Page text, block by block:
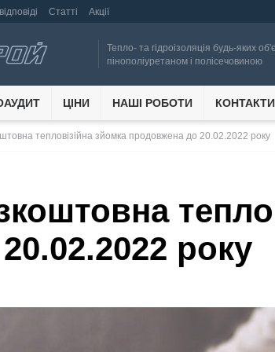
Статті Акції
Тепло- та гідроізоляція будь-яких
пінополіуретаном і полісечовиною
ЦІНИ НАШІ РОБОТИ КОНТАКТИ
тепловізійна зйомка продовжена до 20.02.2022 року
року